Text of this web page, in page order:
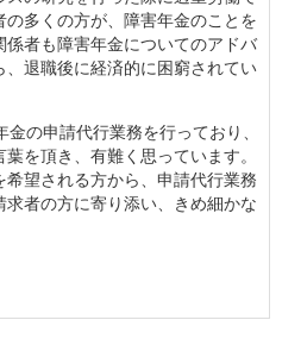
多くの方が、障害年金のことを
者も障害年金についてのアドバ
退職後に経済的に困窮されてい
の申請代行業務を行っており、
を頂き、有難く思っています。
望される方から、申請代行業務
者の方に寄り添い、きめ細かな